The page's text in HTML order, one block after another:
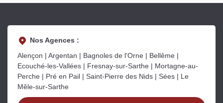
Nos Agences :
Alençon | Argentan | Bagnoles de l'Orne | Bellême |
Ecouché-les-Vallées | Fresnay-sur-Sarthe | Mortagne-au-
Perche | Pré en Pail | Saint-Pierre des Nids | Sées | Le
Mêle-sur-Sarthe